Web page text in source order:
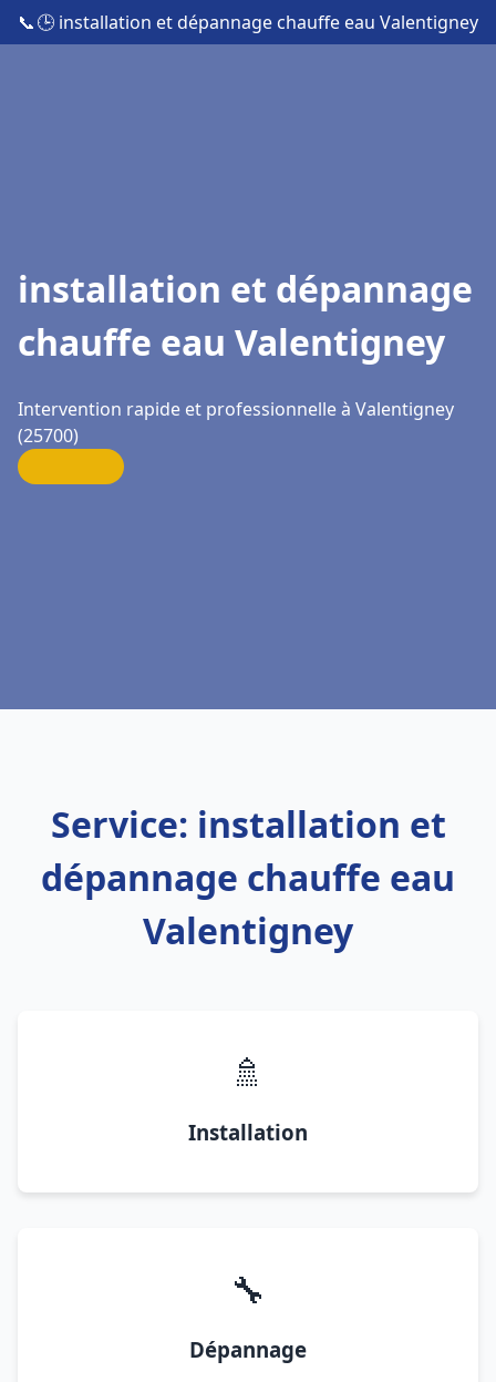
📞🕒 installation et dépannage chauffe eau Valentigney
installation et dépannage
chauffe eau Valentigney
Intervention rapide et professionnelle à Valentigney
(25700)
Service: installation et
dépannage chauffe eau
Valentigney
🚿
Installation
🔧
Dépannage